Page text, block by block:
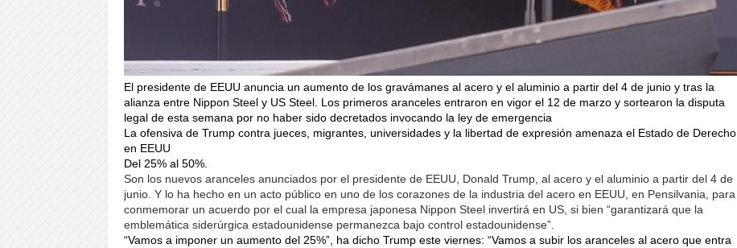
El presidente de EEUU anuncia un aumento de los gravámanes al acero y el aluminio a partir del 4 de junio y tras la
alianza entre Nippon Steel y US Steel. Los primeros aranceles entraron en vigor el 12 de marzo y sortearon la disputa
legal de esta semana por no haber sido decretados invocando la ley de emergencia
La ofensiva de Trump contra jueces, migrantes, universidades y la libertad de expresión amenaza el Estado de Derecho
en EEUU
Del 25% al 50%.
Son los nuevos aranceles anunciados por el presidente de EEUU, Donald Trump, al acero y el aluminio a partir del 4 de
junio. Y lo ha hecho en un acto público en uno de los corazones de la industria del acero en EEUU, en Pensilvania, para
conmemorar un acuerdo por el cual la empresa japonesa Nippon Steel invertirá en US, si bien “garantizará que la
emblemática siderúrgica estadounidense permanezca bajo control estadounidense”.
“Vamos a imponer un aumento del 25%”, ha dicho Trump este viernes: “Vamos a subir los aranceles al acero que entra